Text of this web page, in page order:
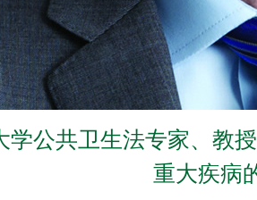
学公共卫生法专家、教
重大疾病